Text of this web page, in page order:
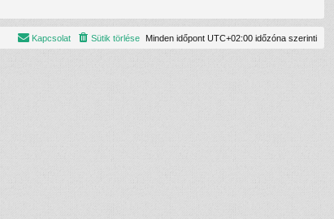
Minden időpont UTC+02:00 időzóna szerinti
Sütik törlése
Kapcsolat